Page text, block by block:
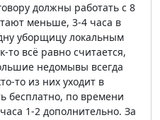
должны работать с 8
меньше, 3-4 часа в
уборщицу локальным
то всё равно считается,
недомывы всегда
то из них уходит в
бесплатно, по времени
1-2 дополнительно. За